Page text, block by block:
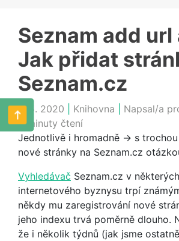
Seznam add url
Jak přidat
Seznam.cz
6. 5. 2020 Knihovna Napsal/a
2 minuty čtení
Jednotlivě i hromadně -> s
nové stránky na Seznam.cz
Vyhledávač Seznam.cz v
internetového byznysu trpí
někdy mu zaregistrování nové
jeho indexu trvá poměrně dlouho.
že i několik týdnů (jak jsme ostatně